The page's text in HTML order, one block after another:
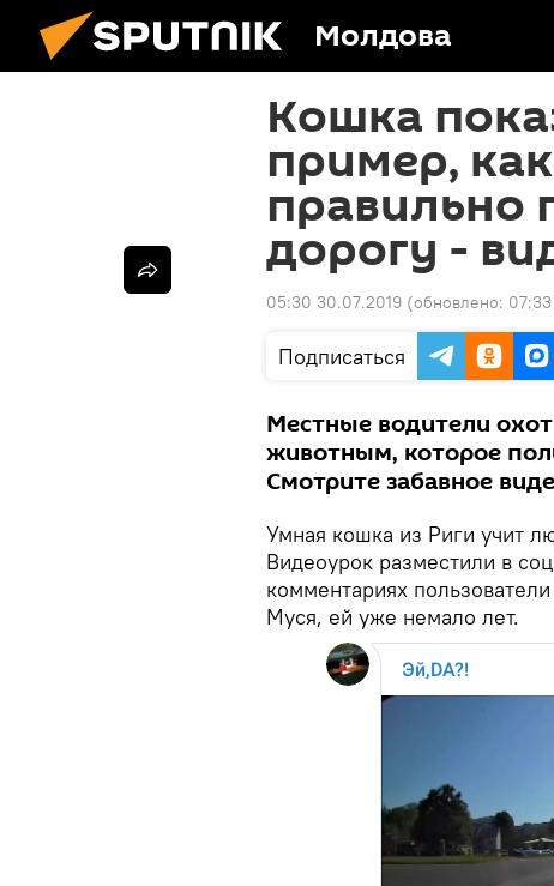
Молдова
Кошка
пример,
правильно
дорогу -
05:30 30.07.2019 (обновлено:
Подписаться
Местные водители
животным, которое
Смотрите забавное
Умная кошка из Риги учит
Видеоурок разместили в
комментариях
Муся, ей уже немало лет.